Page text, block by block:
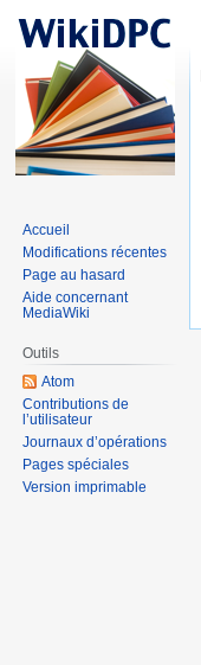
Accueil
Modifications récentes
Page au hasard
Aide concernant
MediaWiki
Outils
Atom
Contributions de
l’utilisateur
Journaux d’opérations
Pages spéciales
Version imprimable